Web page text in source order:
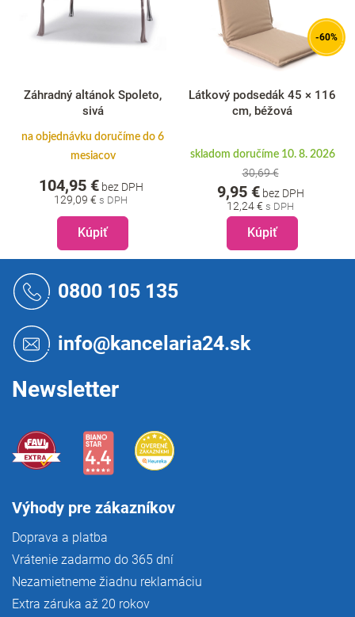
-60%
Látkový podsedák 45 × 116
cm, béžová
skladom doručíme 10. 8. 2026
12,24 €
9,95 €bez DPH
Kúpiť
Kancelárska stolička Meglio
1 + 1 ZADARMO, sivá
skladom doručíme 10. 8. 2026
245,94 €
199,95 € bez DPH
Kúpiť
0800 105 135
info@kancelaria24.sk
Newsletter
Výhody pre zákazníkov
Doprava a platba
Vrátenie zadarmo do 365 dní
Nezamietneme žiadnu reklamáciu
Extra záruka až 20 rokov